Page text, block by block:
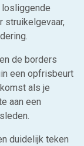
struikelgevaar,
de borders
een opfrisbeurt
als je
aan een
duidelijk teken